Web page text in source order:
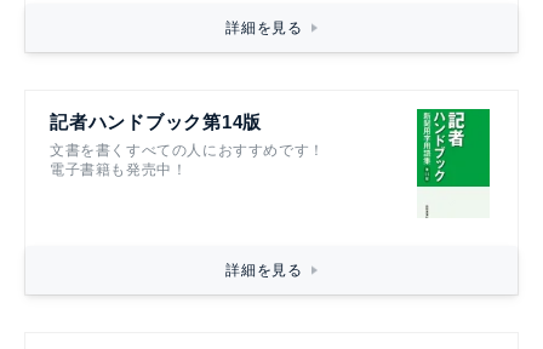
詳細を見る
記者ハンドブック第14版
文書を書くすべての人におすすめです！
電子書籍も発売中！
詳細を見る